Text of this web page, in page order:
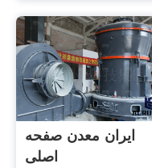
ایران معدن صفحه
اصلی